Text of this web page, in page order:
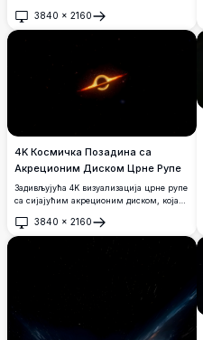
3840 × 2160
Отвори
4K Космичка Позадина са
Акреционим Диском Црне Рупе
Задивљујућа 4K визуализација црне рупе
са сијајућим акреционим диском, која
светлошћу на позадини бесконачне
свемирске таме. Савршено за позадину
3840 × 2160
Отвори